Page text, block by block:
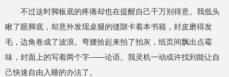
不过这时脚板底的疼痛却也在提醒自己千万别得意。我低头
瞅了眼脚底，却意外发现桌腿的缝隙卡着本书籍，封皮磨得发
毛，边角卷成了波浪。弯腰拾起来拍了拍灰，纸页间飘出点霉
味，封面上的写着两个字——论语。我灵机一动或许找到能让自
己快速自由入睡的办法了。